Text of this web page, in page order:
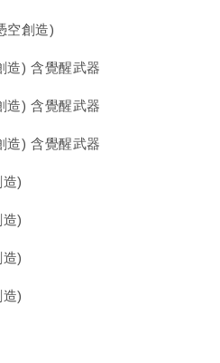
空創造)
造) 含覺醒武器
造) 含覺醒武器
造) 含覺醒武器
)
)
)
)